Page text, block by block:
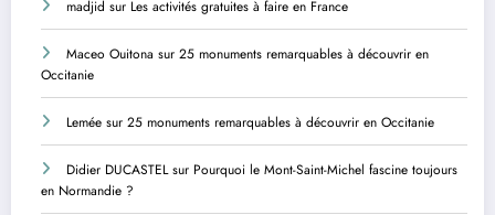
madjid sur Les activités gratuites à faire en France
Maceo Ouitona sur 25 monuments remarquables à découvrir en
Occitanie
Lemée sur 25 monuments remarquables à découvrir en Occitanie
Didier DUCASTELsur Pourquoi le Mont-Saint-Michel fascine toujours
en Normandie ?